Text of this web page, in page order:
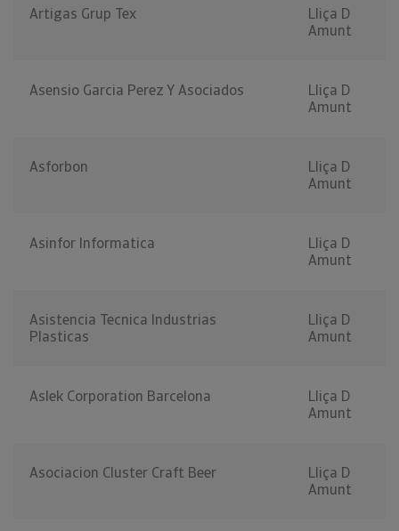
Artigas Grup Tex
Lliça D
Amunt
Asensio Garcia Perez Y Asociados
Lliça D
Amunt
Asforbon
Lliça D
Amunt
Asinfor Informatica
Lliça D
Amunt
Asistencia Tecnica Industrias
Plasticas
Lliça D
Amunt
Aslek Corporation Barcelona
Lliça D
Amunt
Asociacion Cluster Craft Beer
Lliça D
Amunt